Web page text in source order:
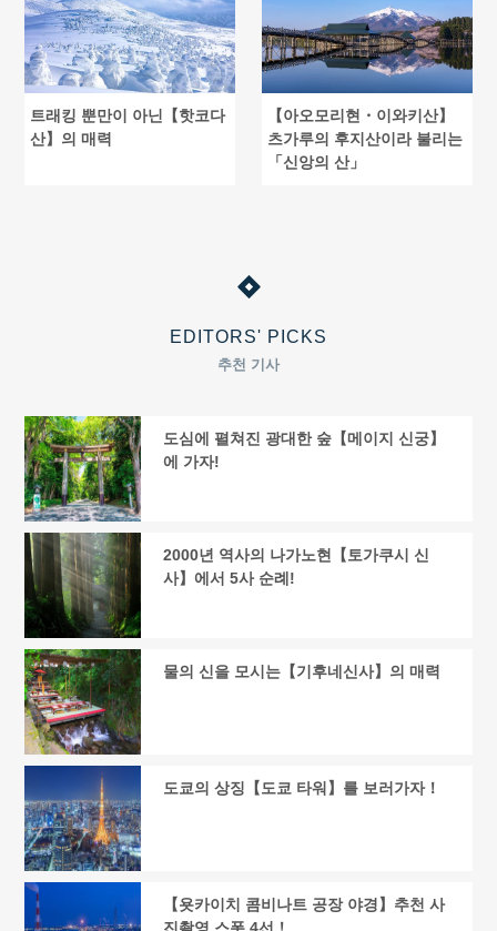
트래킹 뿐만이 아닌【핫코다
산】의 매력
【아오모리현・이와키산】
츠가루의 후지산이라 불리는
「신앙의 산」
EDITORS' PICKS
추천 기사
도심에 펼쳐진 광대한 숲【메이지 신궁】
에 가자!
2000년 역사의 나가노현【토가쿠시 신
사】에서 5사 순례!
물의 신을 모시는【기후네신사】의 매력
도쿄의 상징【도쿄 타워】를 보러가자！
【욧카이치 콤비나트 공장 야경】추천 사